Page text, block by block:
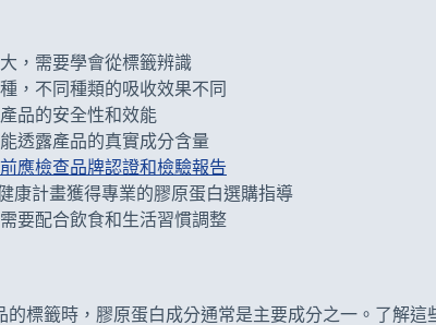
，需要學會從標籤辨識
，不同種類的吸收效果不同
品的安全性和效能
透露產品的真實成分含量
應檢查品牌認證和檢驗報告
康計畫獲得專業的膠原蛋白選購指導
要配合飲食和生活習慣調整
的標籤時，膠原蛋白成分通常是主要成分之一。了解